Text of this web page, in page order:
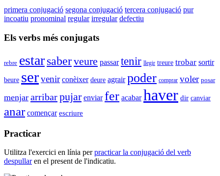
primera conjugació segona conjugació tercera conjugació pur
incoatiu pronominal regular irregular defectiu
Els verbs més conjugats
rebre estarsaberveure passar tenir llegir treure trobar sortir
beure servenir conèixer deure agrair poder comprar voler posar
menjar arribarpujar enviar fer acabar haver dir canviar
anar començar escriure
Practicar
Utilitza l'exercici en línia perpracticar la conjugació del verb
despullaren el present de l'indicatiu.